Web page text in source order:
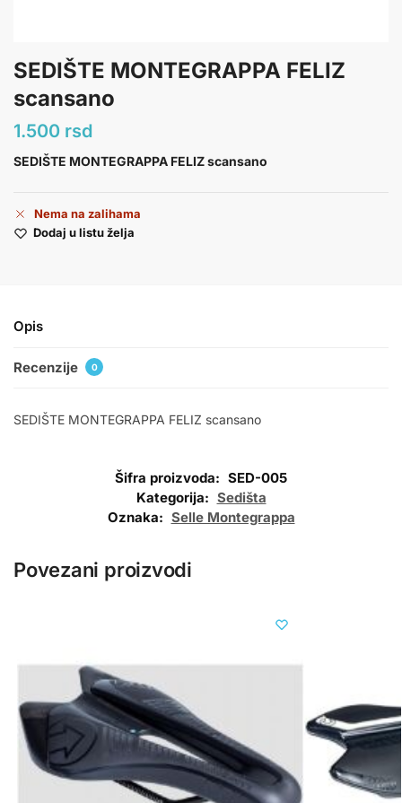
SEDIŠTE MONTEGRAPPA FELIZ
scansano
1.500 rsd
SEDIŠTE MONTEGRAPPA FELIZ scansano
Nema na zalihama
Dodaj u listu želja
Opis
Recenzije 0
SEDIŠTE MONTEGRAPPA FELIZ scansano
Šifra proizvoda: SED-005
Kategorija: Sedišta
Oznaka: Selle Montegrappa
Povezani proizvodi